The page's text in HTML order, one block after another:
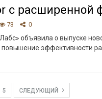
с расширенной
73 0
объявила о выпуске
эффективности
5 СЛЕДУЮЩИЙ